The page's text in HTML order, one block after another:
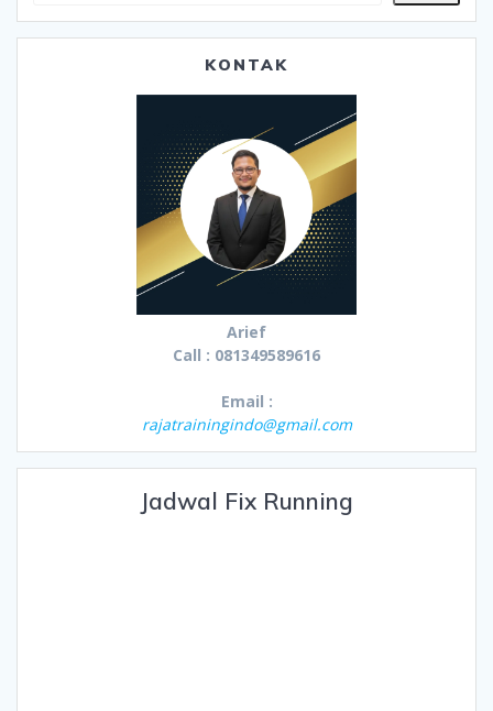
KONTAK
Arief
Call : 081349589616
Email :
rajatrainingindo@gmail.com
Jadwal Fix Running